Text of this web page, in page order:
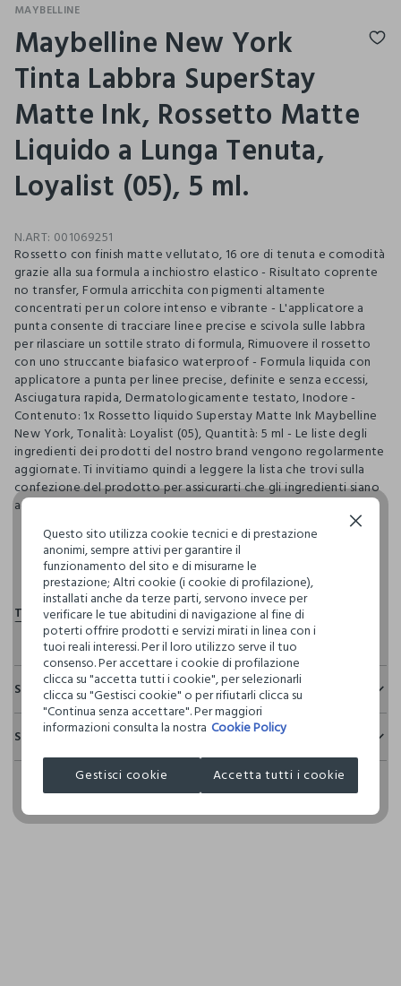
MAYBELLINE
Maybelline New York
Tinta Labbra SuperStay
Matte Ink, Rossetto Matte
Liquido a Lunga Tenuta,
Loyalist (05), 5 ml.
N.ART: 001069251
Rossetto con finish matte vellutato, 16 ore di tenuta e comodità
grazie alla sua formula a inchiostro elastico - Risultato coprente
no transfer, Formula arricchita con pigmenti altamente
concentrati per un colore intenso e vibrante - L'applicatore a
punta consente di tracciare linee precise e scivola sulle labbra
per rilasciare un sottile strato di formula, Rimuovere il rossetto
con uno struccante biafasico waterproof - Formula liquida con
applicatore a punta per linee precise, definite e senza eccessi,
Asciugatura rapida, Dermatologicamente testato, Inodore -
Contenuto: 1x Rossetto liquido Superstay Matte Ink Maybelline
New York, Tonalità: Loyalist (05), Quantità: 5 ml - Le liste degli
ingredienti dei prodotti del nostro brand vengono regolarmente
aggiornate. Ti invitiamo quindi a leggere la lista che trovi sulla
confezione del prodotto per assicurarti che gli ingredienti siano
adatti al tuo utilizzo personale.
pdp.loyalty.section.advantages
Sostenibilità e trasparenza
Sicurezza
fisici, per verificarne il rispetto dei limiti che abbiamo
definito per l’uso di sostanze chimiche, talvolta anche più
restrittivi rispetto a quelli previsti dalla normativa
Spedizione e resi
Hai fino a 30 giorni dalla consegna del tuo ordine online per
cambiare idea e restituire i prodotti che hai acquistato.
Questo sito utilizza cookie tecnici e di prestazione
anonimi, sempre attivi per garantire il
funzionamento del sito e di misurarne le
prestazione; Altri cookie (i cookie di profilazione),
installati anche da terze parti, servono invece per
verificare le tue abitudini di navigazione al fine di
poterti offrire prodotti e servizi mirati in linea con i
tuoi reali interessi. Per il loro utilizzo serve il tuo
consenso. Per accettare i cookie di profilazione
clicca su "accetta tutti i cookie", per selezionarli
clicca su "Gestisci cookie" o per rifiutarli clicca su
"Continua senza accettare". Per maggiori
informazioni consulta la nostra Cookie Policy
Gestisci cookie Accetta tutti i cookie
Continua senza accettare